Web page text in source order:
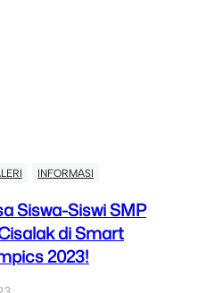
INFORMASI
Siswa-Siswi SMP
di Smart
2023!